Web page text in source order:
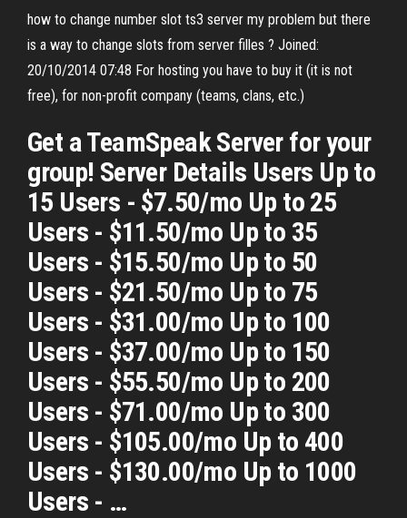
how to change number slot ts3 server my problem but there
is a way to change slots from server filles ? Joined:
20/10/2014 07:48 For hosting you have to buy it (it is not
free), for non-profit company (teams, clans, etc.)
Get a TeamSpeak Server for your
group! Server Details Users Up to
15 Users - $7.50/mo Up to 25
Users - $11.50/mo Up to 35
Users - $15.50/mo Up to 50
Users - $21.50/mo Up to 75
Users - $31.00/mo Up to 100
Users - $37.00/mo Up to 150
Users - $55.50/mo Up to 200
Users - $71.00/mo Up to 300
Users - $105.00/mo Up to 400
Users - $130.00/mo Up to 1000
Users - …